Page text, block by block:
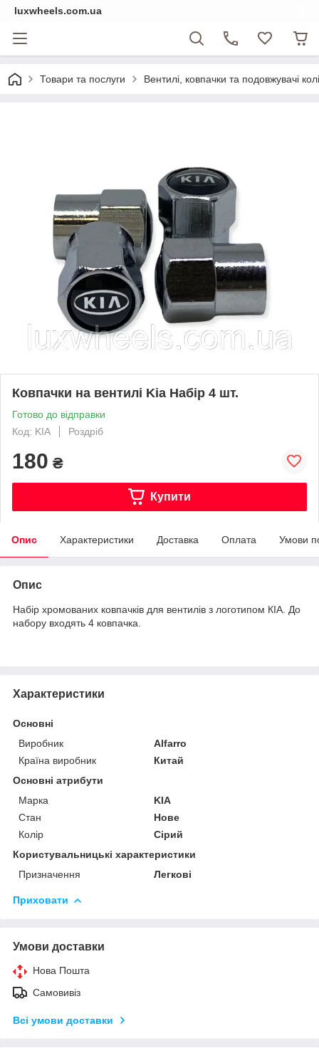
luxwheels.com.ua
Товари та послуги Вентилі, ковпачки та подовжувачі
Ковпачки на вентилі Kia Набір 4 шт.
Готово до відправки
Код: KIA
Роздріб
180 ₴
Купити
Опис Характеристики Доставка Оплата Умови
Опис
Набір хромованих ковпачків для вентилів з логотипом КІА. До
набору входять 4 ковпачка.
Характеристики
Основні
Виробник
Alfarro
Країна виробник
Китай
Основні атрибути
Марка
KIA
Стан
Нове
Колір
Сірий
Користувальницькі характеристики
Призначення
Легкові
Приховати
Умови доставки
Нова Пошта
Самовивіз
Всі умови доставки